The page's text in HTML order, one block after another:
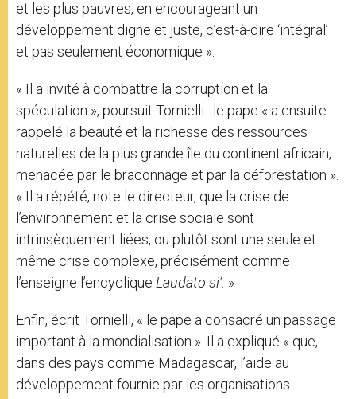
et les plus pauvres, en encourageant un
développement digne et juste, c’est-à-dire ‘intégral’
et pas seulement économique ».
« Il a invité à combattre la corruption et la
spéculation », poursuit Tornielli : le pape « a ensuite
rappelé la beauté et la richesse des ressources
naturelles de la plus grande île du continent africain,
menacée par le braconnage et par la déforestation ».
« Il a répété, note le directeur, que la crise de
l’environnement et la crise sociale sont
intrinsèquement liées, ou plutôt sont une seule et
même crise complexe, précisément comme
l’enseigne l’encyclique Laudato si’. »
Enfin, écrit Tornielli, « le pape a consacré un passage
important à la mondialisation ». Il a expliqué « que,
dans des pays comme Madagascar, l’aide au
développement fournie par les organisations